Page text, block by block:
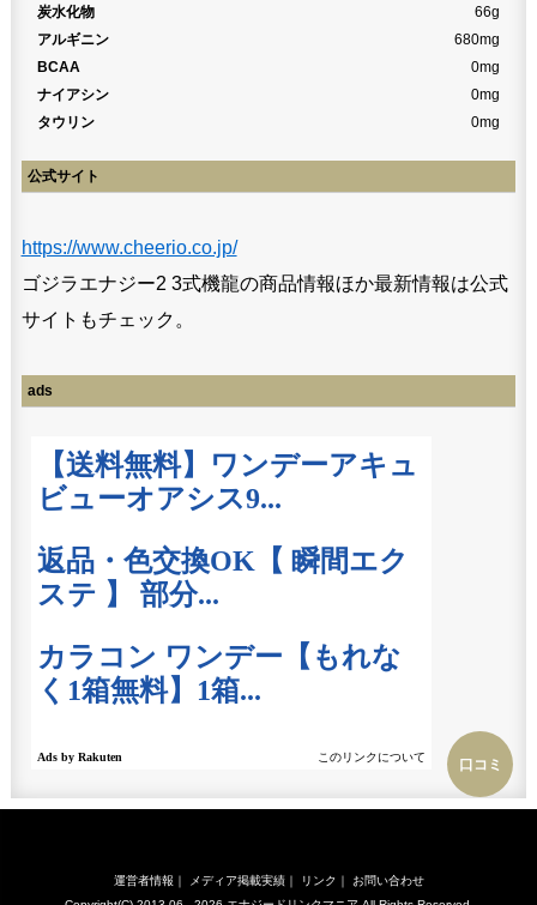
口コミ
炭水化物
66g
アルギニン
680mg
BCAA
0mg
ナイアシン
0mg
タウリン
0mg
公式サイト
https://www.cheerio.co.jp/
ゴジラエナジー2 3式機龍の商品情報ほか最新情報は公式
サイトもチェック。
ads
運営者情報 ｜ メディア掲載実績｜ リンク ｜
お問い合わせ